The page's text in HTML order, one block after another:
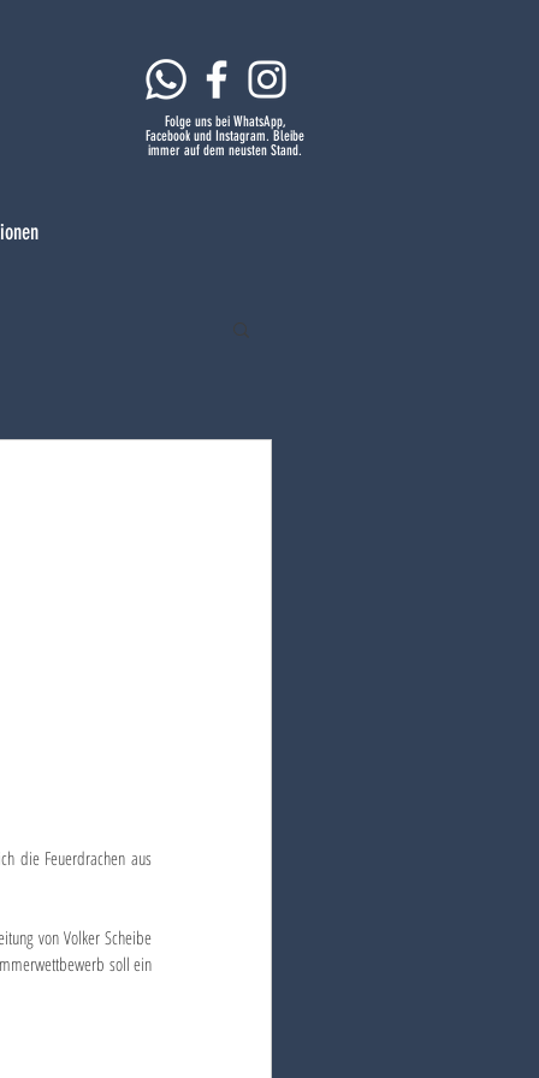
Folge uns bei WhatsApp,
Facebook und Instagram. Bleibe
immer auf dem neusten Stand.
die Feuerdrachen aus
von Volker Scheibe
soll ein